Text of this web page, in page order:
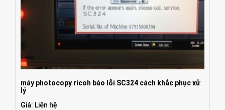
máy photocopy ricoh báo lỗi SC324 cách khắc phục xử
lý
Giá: Liên hệ